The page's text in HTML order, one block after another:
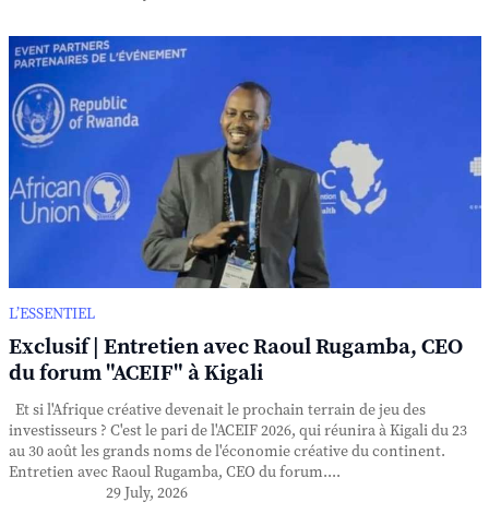
L’ESSENTIEL
Exclusif | Entretien avec Raoul Rugamba, CEO
du forum "ACEIF" à Kigali
Et si l'Afrique créative devenait le prochain terrain de jeu des
investisseurs ? C'est le pari de l'ACEIF 2026, qui réunira à Kigali du 23
au 30 août les grands noms de l'économie créative du continent.
Entretien avec Raoul Rugamba, CEO du forum....
29 July, 2026